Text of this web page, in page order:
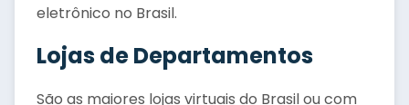
eletrônico no Brasil.
Lojas de Departamentos
São as maiores lojas virtuais do Brasil ou com